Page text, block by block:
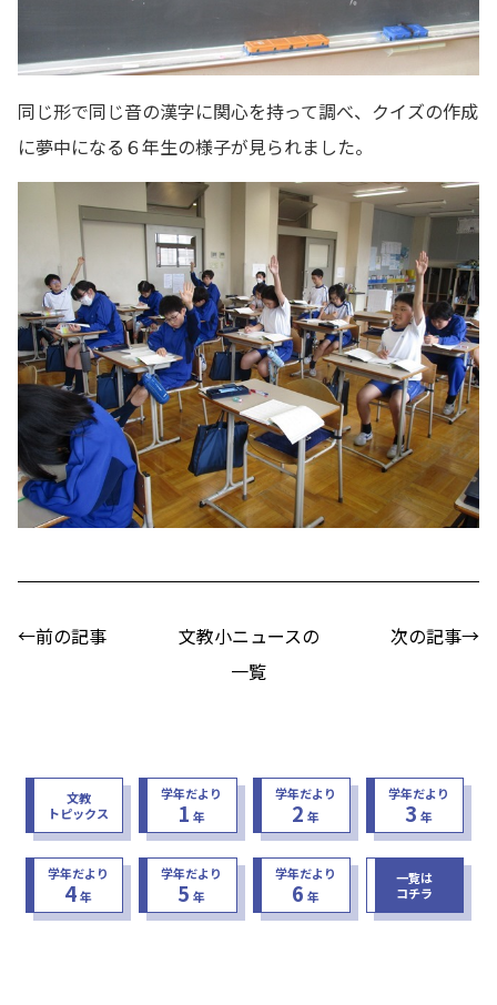
同じ形で同じ音の漢字に関心を持って調べ、クイズの作成
に夢中になる６年生の様子が見られました。
←前の記事
文教小ニュースの
一覧
次の記事→
文教
トピックス
学年だより
1 年
学年だより
2 年
学年だより
3 年
学年だより
4年
学年だより
5 年
学年だより
6 年
一覧は
コチラ